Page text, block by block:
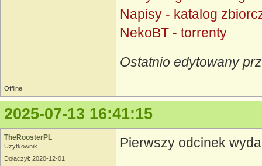
Napisy - katalog
NekoBT - torrenty
Ostatnio edytowany
Offline
2025-07-13 16:41:15
TheRoosterPL
Użytkownik
Dołączył: 2020-12-01
Pierwszy odcinek